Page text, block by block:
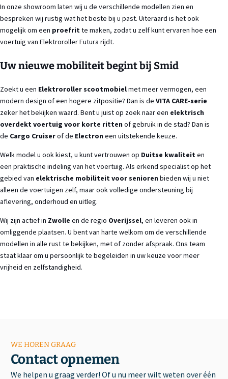
In onze showroom laten wij u de verschillende modellen zien en
bespreken wij rustig wat het beste bij u past. Uiteraard is het ook
mogelijk om een proefritte maken, zodat u zelf kunt ervaren hoe een
voertuig van Elektroroller Futura rijdt.
Uw nieuwe mobiliteit begint bij Smid
Zoekt u een Elektroroller scootmobielmet meer vermogen, een
modern design of een hogere zitpositie? Dan is de VITA CARE-serie
zeker het bekijken waard. Bent u juist op zoek naar een elektrisch
overdekt voertuig voor korte ritten of gebruik in de stad? Dan is
de Cargo Cruiserof de Electron een uitstekende keuze.
Welk model u ook kiest, u kunt vertrouwen op Duitse kwaliteiten
een praktische indeling van het voertuig. Als erkend specialist op het
gebied van elektrische mobiliteit voor senioren bieden wij u niet
alleen de voertuigen zelf, maar ook volledige ondersteuning bij
aflevering, onderhoud en uitleg.
Wij zijn actief in Zwolle en de regio Overijssel, en leveren ook in
omliggende plaatsen. U bent van harte welkom om de verschillende
modellen in alle rust te bekijken, met of zonder afspraak. Ons team
staat klaar om u persoonlijk te begeleiden in uw keuze voor meer
vrijheid en zelfstandigheid.
Contact opnemen
WE HOREN GRAAG
We helpen u graag verder! Of u nu meer wilt weten over één